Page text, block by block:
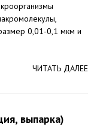
0,01-0,1 мкм и
ЧИТАТЬ ДАЛЕЕ
выпарка)